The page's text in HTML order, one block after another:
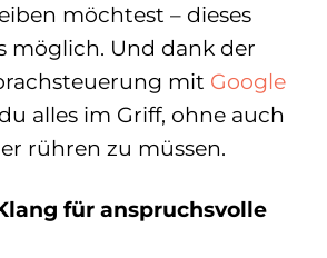
möchtest – dieses
möglich. Und dank der
mit Google
alles im Griff, ohne auch
rühren zu müssen.
für anspruchsvolle